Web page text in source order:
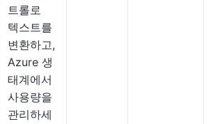
트롤로
텍스트를
변환하고,
Azure 생
태계에서
사용량을
관리하세